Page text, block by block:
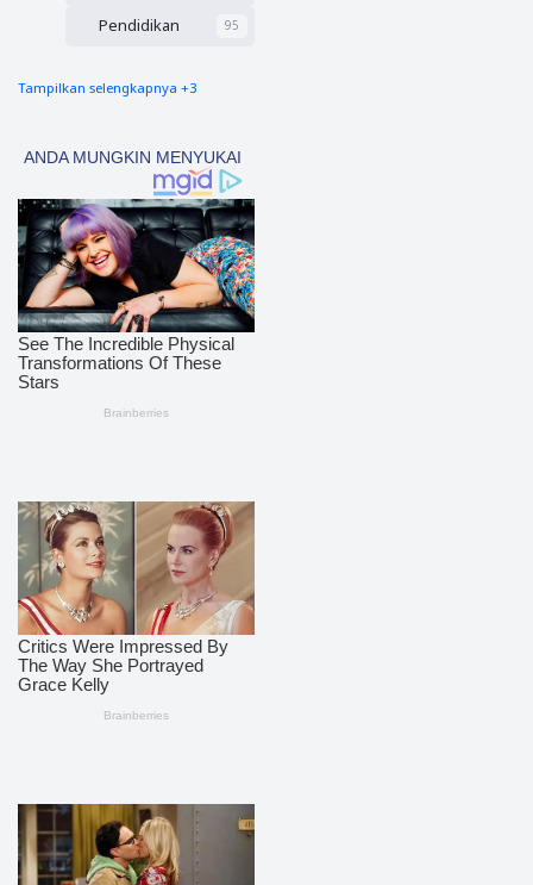
Pendidikan 95
nias barat
polres nias selatan 50
Tampilkan selengkapnya +3